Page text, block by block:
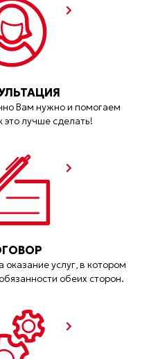
Вам нужно и помогаем
это лучше сделать!
услуг, в котором
обеих сторон.